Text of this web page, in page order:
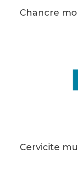
Chancre
Cervicite